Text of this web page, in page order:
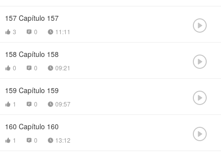
157 Capítulo 157
 3  0  11:11 
158 Capítulo 158
 0  0  09:21 
159 Capítulo 159
 1  0  09:57 
160 Capítulo 160
 1  0  13:12 